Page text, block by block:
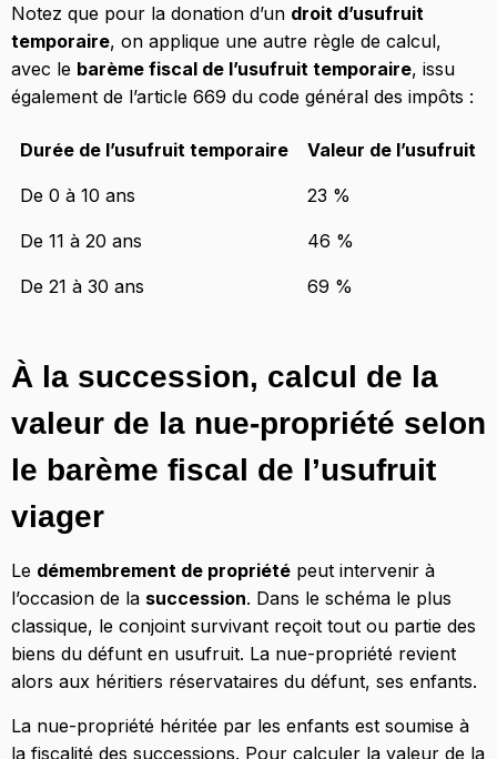
Notez que pour la donation d’un droit d’usufruit
temporaire, on applique une autre règle de calcul,
avec le barème fiscal de l’usufruit temporaire, issu
également de l’article 669 du code général des impôts :
Durée de l’usufruit temporaire Valeur de l’usufruit
De 0 à 10 ans 23 %
De 11 à 20 ans 46 %
De 21 à 30 ans 69 %
À la succession, calcul de la
valeur de la nue-propriété selon
le barème fiscal de l’usufruit
viager
Le démembrement de propriété peut intervenir à
l’occasion de la succession. Dans le schéma le plus
classique, le conjoint survivant reçoit tout ou partie des
biens du défunt en usufruit. La nue-propriété revient
alors aux héritiers réservataires du défunt, ses enfants.
La nue-propriété héritée par les enfants est soumise à
la fiscalité des successions. Pour calculer la valeur de la